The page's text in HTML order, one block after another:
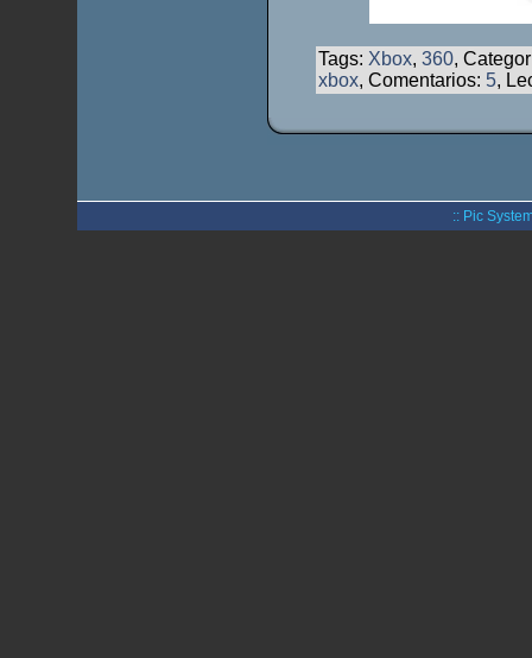
Tags: Xbox, 360,
xbox, Comentarios: 5,
:: Pic